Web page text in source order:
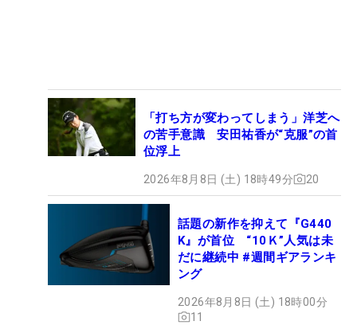
「打ち方が変わってしまう」洋芝へ
の苦手意識 安田祐香が“克服”の首
位浮上
2026年8月8日 (土) 18時49分 20
話題の新作を抑えて『G440
K』が首位 “10Ｋ”人気は未
だに継続中 #週間ギアランキ
ング
2026年8月8日 (土) 18時00分
11